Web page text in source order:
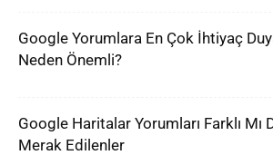
Google Yorumlara En Çok İhtiyaç
Neden Önemli?
Google Haritalar Yorumları Farklı Mı
Merak Edilenler